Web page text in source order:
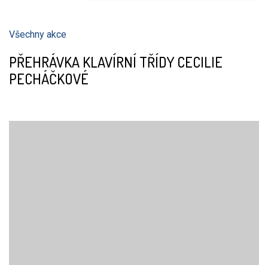
Všechny akce
PŘEHRÁVKA KLAVÍRNÍ TŘÍDY CECILIE
PECHÁČKOVÉ